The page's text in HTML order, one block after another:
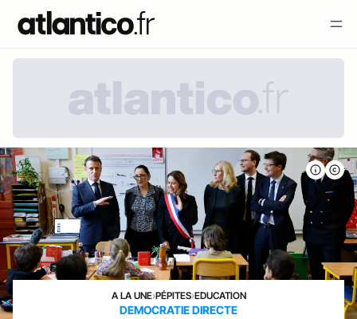
A LA UNE›PÉPITES›EDUCATION
DEMOCRATIE DIRECTE